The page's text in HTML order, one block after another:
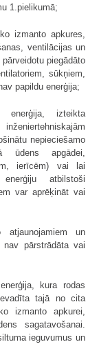
1.pielikumā;
izmanto apkures,
ventilācijas un
piegādāto
sūkņiem,
papildu enerģija;
enerģija, izteikta
nepieciešamo
ūdens apgādei,
ierīcēm) vai lai
atbilstoši
var aprēķināt vai
un
nav pārstrādāta vai
kura rodas
tajā no cita
izmanto apkurei,
sagatavošanai.
ieguvumus un